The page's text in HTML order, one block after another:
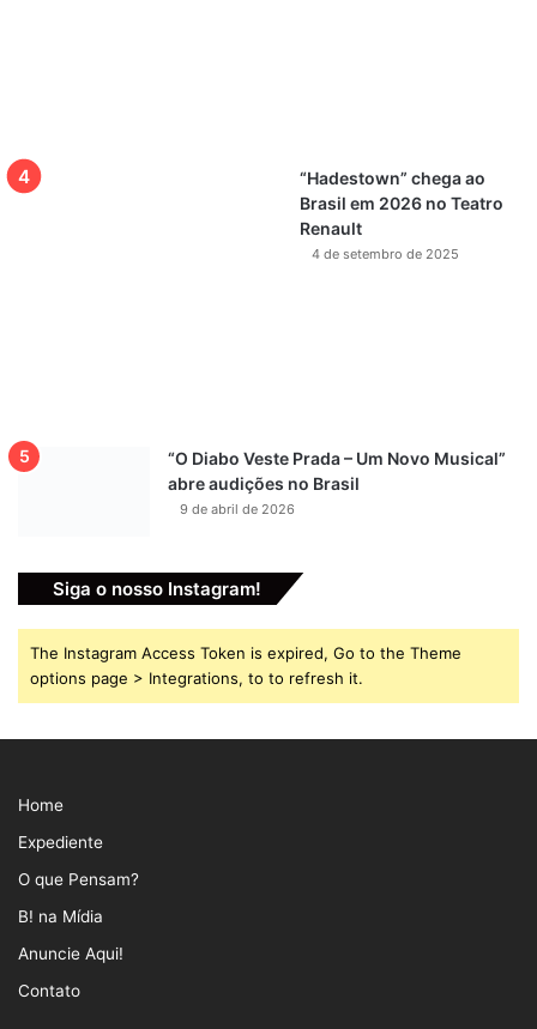
“Hadestown” chega ao
Brasil em 2026 no Teatro
Renault
4 de setembro de 2025
“O Diabo Veste Prada – Um Novo Musical”
abre audições no Brasil
9 de abril de 2026
Siga o nosso Instagram!
The Instagram Access Token is expired, Go to the Theme
options page > Integrations, to to refresh it.
Home
Expediente
O que Pensam?
B! na Mídia
Anuncie Aqui!
Contato